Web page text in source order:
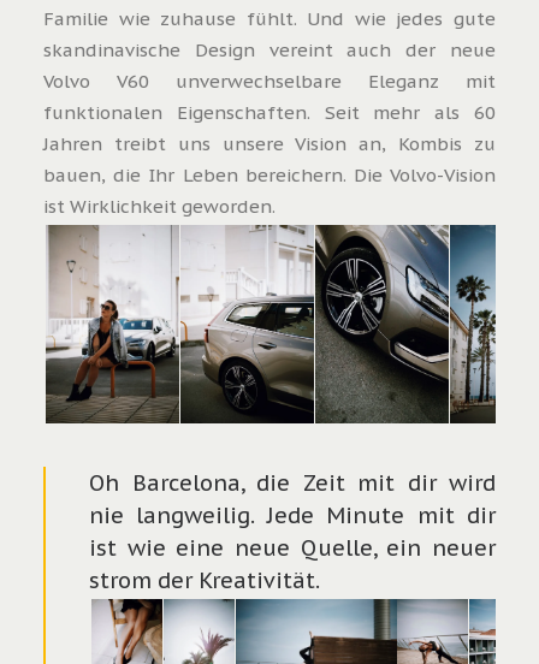
Familie wie zuhause fühlt. Und wie jedes gute
skandinavische Design vereint auch der neue
Volvo V60 unverwechselbare Eleganz mit
funktionalen Eigenschaften. Seit mehr als 60
Jahren treibt uns unsere Vision an, Kombis zu
bauen, die Ihr Leben bereichern. Die Volvo-Vision
ist Wirklichkeit geworden.
Oh Barcelona, die Zeit mit dir wird
nie langweilig. Jede Minute mit dir
ist wie eine neue Quelle, ein neuer
strom der Kreativität.